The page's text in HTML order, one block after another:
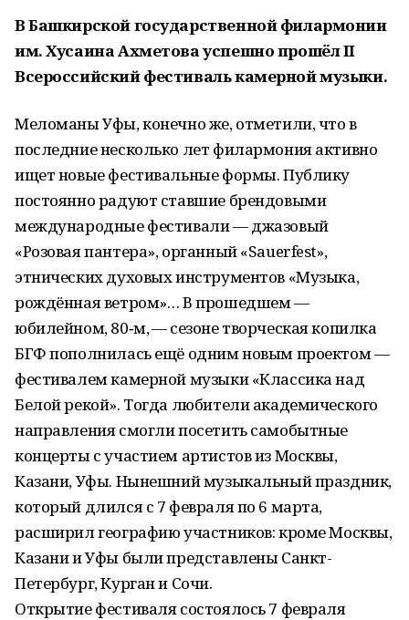
В Башкирской государственной филармонии
им. Хусаина Ахметова успешно прошёл II
Всероссийский фестиваль камерной музыки.
Меломаны Уфы, конечно же, отметили, что в
последние несколько лет филармония активно
ищет новые фестивальные формы. Публику
постоянно радуют ставшие брендовыми
международные фестивали — джазовый
«Розовая пантера», органный «Sauerfest»,
этнических духовых инструментов «Музыка,
рождённая ветром»… В прошедшем —
юбилейном, 80‑м, — сезоне творческая копилка
БГФ пополнилась ещё одним новым проектом —
фестивалем камерной музыки «Классика над
Белой рекой». Тогда любители академического
направления смогли посетить самобытные
концерты с участием артистов из Москвы,
Казани, Уфы. Нынешний музыкальный праздник,
который длился с 7 февраля по 6 марта,
расширил географию участников: кроме Москвы,
Казани и Уфы были представлены Санкт-
Петербург, Курган и Сочи.
Открытие фестиваля состоялось 7 февраля